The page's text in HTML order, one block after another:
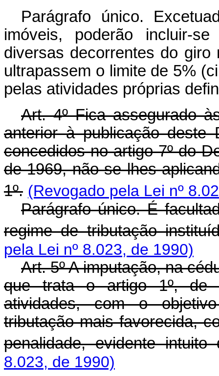
Parágrafo único.
imóveis, poderão incluir-
diversas decorrentes do
ultrapassem o limite de 5%
pelas atividades próprias
Art. 4º Fica assegurado
anterior à publicação deste
concedidos no artigo 7º do
de 1969, não se lhes
1º. (Revogado pela Lei nº
Parágrafo único. É
regime de tributação
pela Lei nº 8.023, de 1990)
Art. 5º A imputação, na
que trata o artigo 1º, de
atividades, com o
tributação mais favorecida,
penalidade, evidente intuito
8.023, de 1990)